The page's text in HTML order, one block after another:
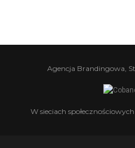
Agencja Brandingowa,
W sieciach społecznościowych